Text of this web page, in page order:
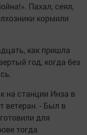
Пахал, сеял,
кормили
как пришла
год, когда без
на станции Инза в
ветеран. - Был в
для
тогда